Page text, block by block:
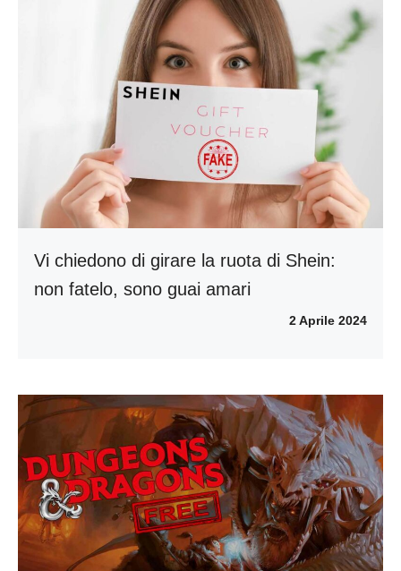
Vi chiedono di girare la ruota di Shein:
non fatelo, sono guai amari
2 Aprile 2024